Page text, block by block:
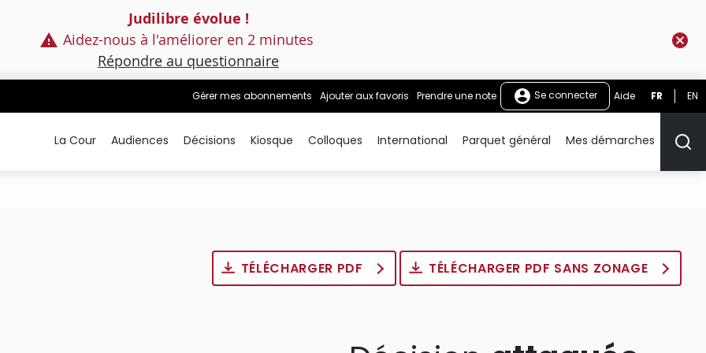
Judilibre évolue !
Aidez-nous à l'améliorer en 2 minutes
Répondre au questionnaire
Gérer mes abonnements Ajouter aux favoris Prendre une note Se connecter Aide FR EN
La Cour Audiences Décisions Kiosque Colloques International Parquet général Mes démarches
TÉLÉCHARGER PDF TÉLÉCHARGER PDF SANS ZONAGE